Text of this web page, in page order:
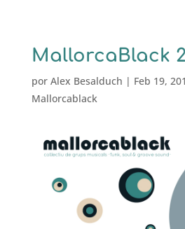
MallorcaBlack
por Alex Besalduch | Feb 19,
Mallorcablack